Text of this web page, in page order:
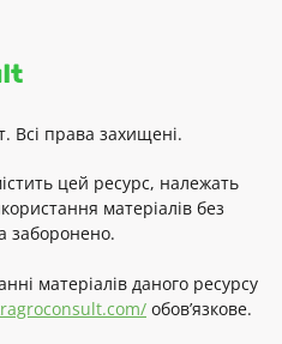
Всі права захищені.
цей ресурс, належать
матеріалів без
заборонено.
матеріалів даного ресурсу
обов’язкове.